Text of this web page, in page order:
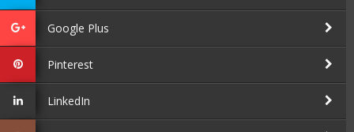
Google Plus
Pinterest
LinkedIn